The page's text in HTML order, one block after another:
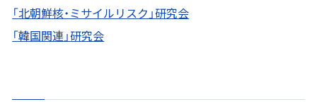
「北朝鮮核・ミサイルリスク」研究会
「韓国関連」研究会